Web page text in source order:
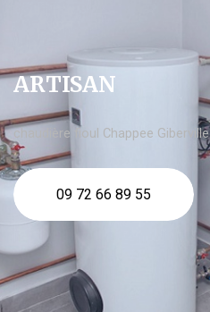
ARTISAN
chaudière fioul Chappee Giberville
09 72 66 89 55